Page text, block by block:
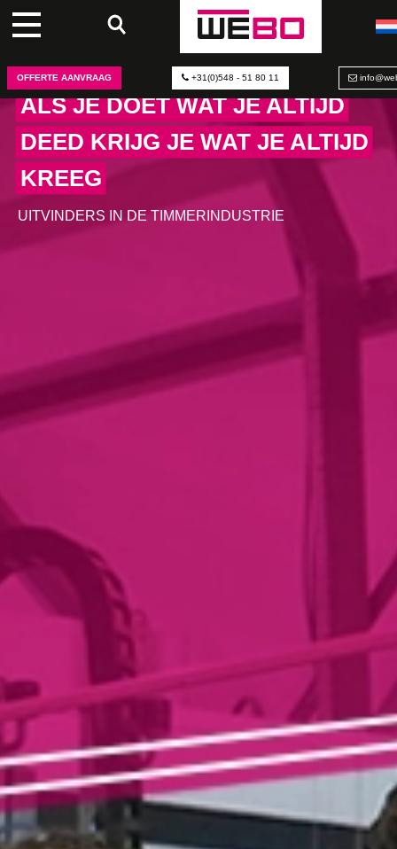
OFFERTE AANVRAAG +31(0)548 - 51 80 11
ALS JE DOET WAT JE ALTIJD
DEED KRIJG JE WAT JE ALTIJD
KREEG
UITVINDERS IN DE TIMMERINDUSTRIE